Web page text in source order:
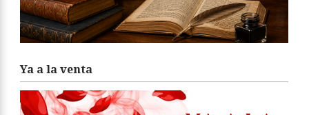
Ya a la venta